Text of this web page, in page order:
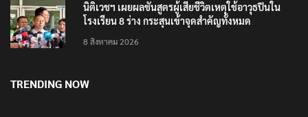
นิติเวชฯ เผยผลชันสูตรผู้เสียชีวิตเหตุใช้อาวุธปืนใน
โรงเรียน 8 ร่าง กระสุนเข้าจุดสำคัญทั้งหมด
8 สิงหาคม 2026
TRENDING NOW